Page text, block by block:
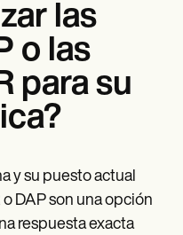
las
o las
para su
y su puesto actual
DAP son una opción
respuesta exacta